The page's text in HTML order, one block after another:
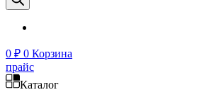
0 ₽ 0 Корзина
прайс
Каталог